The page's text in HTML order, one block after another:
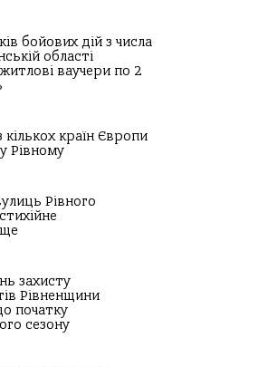
бойових дій з числа
області
ваучери по 2
країн Європи
Рівному
Рівного
захисту
Рівненщини
початку
сезону